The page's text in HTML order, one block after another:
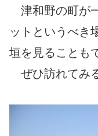
津和野の町が
ットというべき
垣を見ることも
ぜひ訪れてみ